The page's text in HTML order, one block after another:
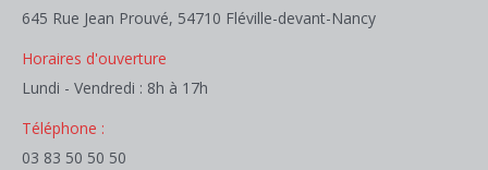
645 Rue Jean Prouvé, 54710 Fléville-devant-Nancy
Horaires d'ouverture
Lundi - Vendredi : 8h à 17h
Téléphone :
03 83 50 50 50